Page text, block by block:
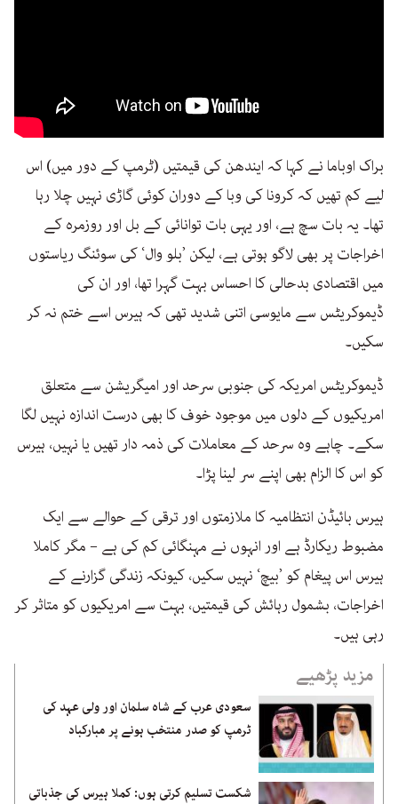
براک اوباما نے کہا کہ ایندھن کی قیمتیں (ٹرمپ کے دور میں) اس
لیے کم تھیں کہ کرونا کی وبا کے دوران کوئی گاڑی نہیں چلا رہا
تھا۔ یہ بات سچ ہے، اور یہی بات توانائی کے بل اور روزمرہ کے
اخراجات پر بھی لاگو ہوتی ہے، لیکن ’بلو وال‘ کی سوئنگ ریاستوں
میں اقتصادی بدحالی کا احساس بہت گہرا تھا، اور ان کی
ڈیموکریٹس سے مایوسی اتنی شدید تھی کہ ہیرس اسے ختم نہ کر
سکیں۔
ڈیموکریٹس امریکہ کی جنوبی سرحد اور امیگریشن سے متعلق
امریکیوں کے دلوں میں موجود خوف کا بھی درست اندازہ نہیں لگا
سکے۔ چاہے وہ سرحد کے معاملات کی ذمہ دار تھیں یا نہیں، ہیرس
کو اس کا الزام بھی اپنے سر لینا پڑا۔
ہیرس بائیڈن انتظامیہ کا ملازمتوں اور ترقی کے حوالے سے ایک
مضبوط ریکارڈ ہے اور انہوں نے مہنگائی کم کی ہے – مگر کاملا
ہیرس اس پیغام کو ’بیچ‘ نہیں سکیں، کیونکہ زندگی گزارنے کے
اخراجات، بشمول رہائش کی قیمتیں، بہت سے امریکیوں کو متاثر کر
رہی ہیں۔
مزید پڑھیے
سعودی عرب کے شاہ سلمان اور ولی عہد کی
ٹرمپ کو صدر منتخب ہونے پر مبارکباد
شکست تسلیم کرتی ہوں: کملا ہیرس کی جذباتی